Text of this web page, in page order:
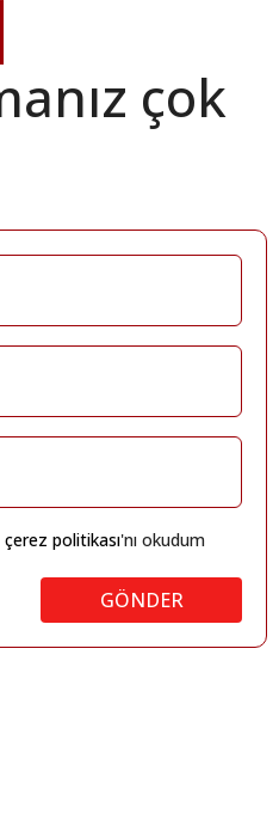
çok
çerez politikası'nı okudum
GÖNDER